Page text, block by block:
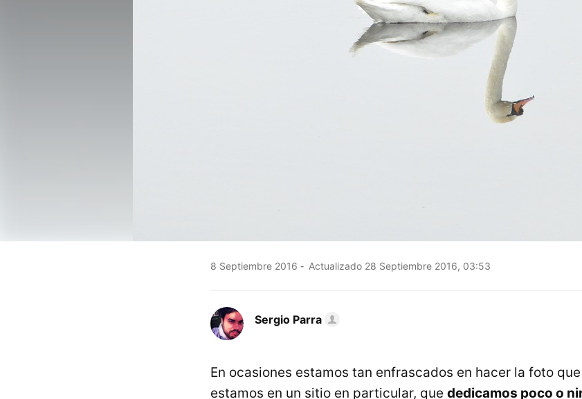
8 Septiembre 2016 Actualizado 28 Septiembre 2016, 03:53
Sergio Parra
En ocasiones estamos tan enfrascados en hacer la foto
estamos en un sitio en particular, que dedicamos poco o